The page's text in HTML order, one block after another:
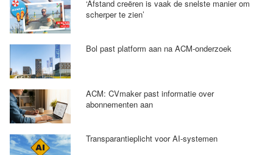
‘Afstand creëren is vaak de snelste manier om
scherper te zien’
Bol past platform aan na ACM-onderzoek
ACM: CVmaker past informatie over
abonnementen aan
Transparantieplicht voor AI-systemen